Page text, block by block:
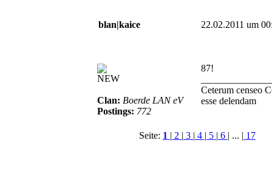
blan|kaice 22.02.2011 um
NEW
Clan: Boerde LAN eV
Postings: 772
87!
Ceterum censeo
esse delendam
Seite: 1 | 2 | 3 | 4 | 5 | 6 | ... | 17